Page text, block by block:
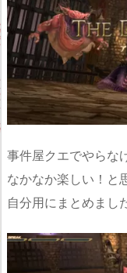
事件屋クエでやらな
なかなか楽しい！と
自分用にまとめまし